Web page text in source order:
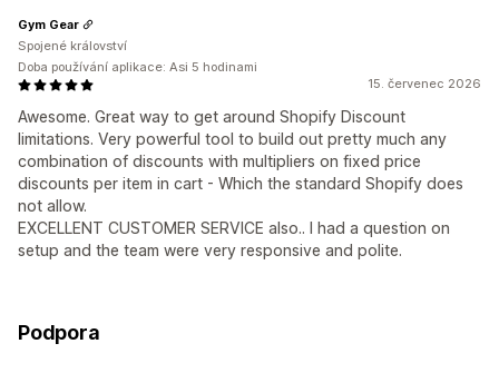
15. červenec 2026
Awesome. Great way to get around Shopify Discount
limitations. Very powerful tool to build out pretty much any
combination of discounts with multipliers on fixed price
discounts per item in cart - Which the standard Shopify does
not allow.
EXCELLENT CUSTOMER SERVICE also.. I had a question on
setup and the team were very responsive and polite.
Gym Gear
Spojené království
Doba používání aplikace: Asi 5 hodinami
Podpora